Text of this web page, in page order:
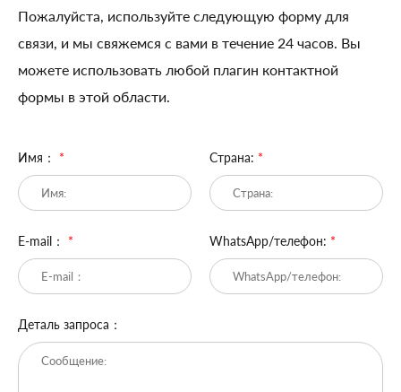
Пожалуйста, используйте следующую форму для
связи, и мы свяжемся с вами в течение 24 часов. Вы
можете использовать любой плагин контактной
формы в этой области.
Имя： * Страна: *
E-mail： * WhatsApp/телефон: *
Деталь запроса：